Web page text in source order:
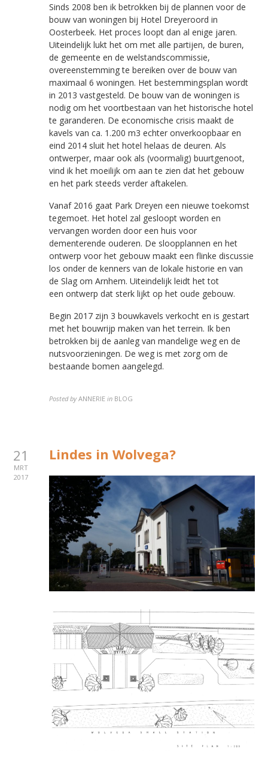
Sinds 2008 ben ik betrokken bij de plannen voor de
bouw van woningen bij Hotel Dreyeroord in
Oosterbeek. Het proces loopt dan al enige jaren.
Uiteindelijk lukt het om met alle partijen, de buren,
de gemeente en de welstandscommissie,
overeenstemming te bereiken over de bouw van
maximaal 6 woningen. Het bestemmingsplan wordt
in 2013 vastgesteld. De bouw van de woningen is
nodig om het voortbestaan van het historische hotel
te garanderen. De economische crisis maakt de
kavels van ca. 1.200 m3 echter onverkoopbaar en
eind 2014 sluit het hotel helaas de deuren. Als
ontwerper, maar ook als (voormalig) buurtgenoot,
vind ik het moeilijk om aan te zien dat het gebouw
en het park steeds verder aftakelen.
Vanaf 2016 gaat Park Dreyen een nieuwe toekomst
tegemoet. Het hotel zal gesloopt worden en
vervangen worden door een huis voor
dementerende ouderen. De sloopplannen en het
ontwerp voor het gebouw maakt een flinke discussie
los onder de kenners van de lokale historie en van
de Slag om Arnhem. Uiteindelijk leidt het tot
een ontwerp dat sterk lijkt op het oude gebouw.
Begin 2017 zijn 3 bouwkavels verkocht en is gestart
met het bouwrijp maken van het terrein. Ik ben
betrokken bij de aanleg van mandelige weg en de
nutsvoorzieningen. De weg is met zorg om de
bestaande bomen aangelegd.
Posted by ANNERIE in BLOG
21
MRT
2017
Lindes in Wolvega?